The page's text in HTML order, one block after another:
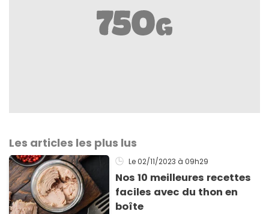
Les articles les plus lus
Le 02/11/2023 à 09h29
Nos 10 meilleures recettes
faciles avec du thon en
boîte